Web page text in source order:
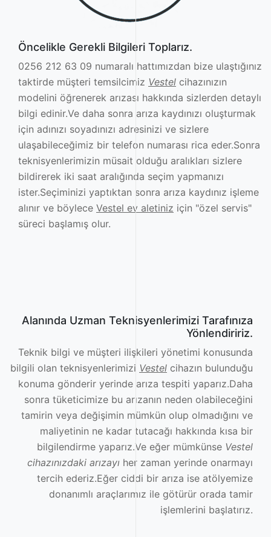
Öncelikle Gerekli Bilgileri Toplarız.
0256 212 63 09 numaralı hattımızdan bize ulaştığınız
taktirde müşteri temsilcimiz Vestel cihazınızın
modelini öğrenerek arızası hakkında sizlerden detaylı
bilgi edinir.Ve daha sonra arıza kaydınızı oluşturmak
için adınızı soyadınızı adresinizi ve sizlere
ulaşabileceğimiz bir telefon numarası rica eder.Sonra
teknisyenlerimizin müsait olduğu aralıkları sizlere
bildirerek iki saat aralığında seçim yapmanızı
ister.Seçiminizi yaptıktan sonra arıza kaydınız işleme
alınır ve böylece Vestel ev aletiniz için "özel servis"
süreci başlamış olur.
Alanında Uzman Teknisyenlerimizi Tarafınıza
Yönlendiririz.
Teknik bilgi ve müşteri ilişkileri yönetimi konusunda
bilgili olan teknisyenlerimizi Vestel cihazın bulunduğu
konuma gönderir yerinde arıza tespiti yaparız.Daha
sonra tüketicimize bu arızanın neden olabileceğini
tamirin veya değişimin mümkün olup olmadığını ve
maliyetinin ne kadar tutacağı hakkında kısa bir
bilgilendirme yaparız.Ve eğer mümkünse Vestel
cihazınızdaki arızayı her zaman yerinde onarmayı
tercih ederiz.Eğer ciddi bir arıza ise atölyemize
donanımlı araçlarımız ile götürür orada tamir
işlemlerini başlatırız.